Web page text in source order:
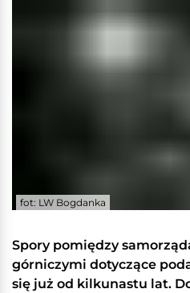
fot: LW Bogdanka
Spory pomiędzy
górniczymi dotyczące
się już od kilkunastu lat.